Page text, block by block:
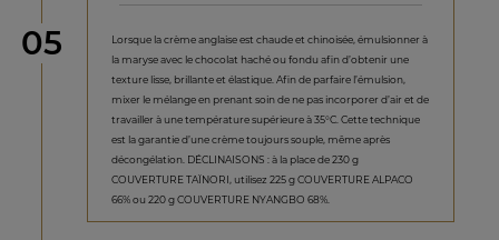
étape
05
Lorsque la crème anglaise est chaude et chinoisée, émulsionner à
la maryse avec le chocolat haché ou fondu afin d’obtenir une
texture lisse, brillante et élastique. Afin de parfaire l’émulsion,
mixer le mélange en prenant soin de ne pas incorporer d’air et de
travailler à une température supérieure à 35°C. Cette technique
est la garantie d’une crème toujours souple, même après
décongélation. DÉCLINAISONS : à la place de 230 g
COUVERTURE TAÏNORI, utilisez 225 g COUVERTURE ALPACO
66% ou 220 g COUVERTURE NYANGBO 68%.